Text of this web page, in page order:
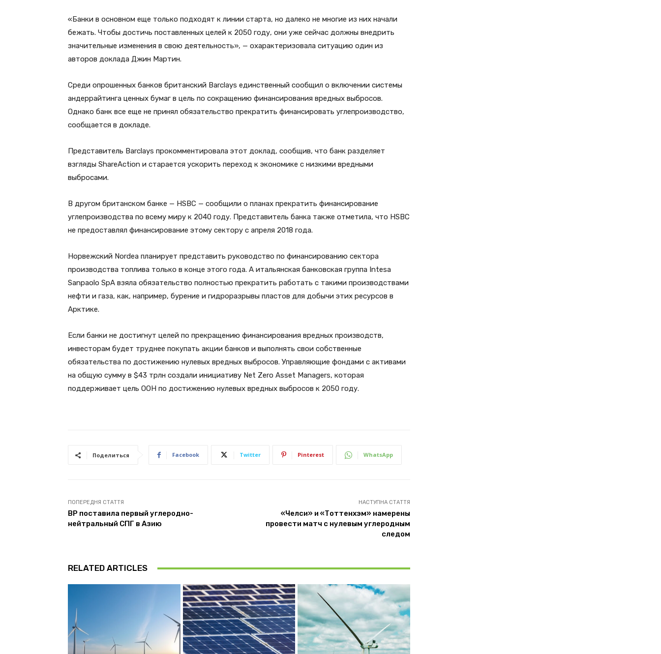
«Банки в основном еще только подходят к линии старта, но далеко не многие из них начали
бежать. Чтобы достичь поставленных целей к 2050 году, они уже сейчас должны внедрить
значительные изменения в свою деятельность», — охарактеризовала ситуацию один из
авторов доклада Джин Мартин.
Среди опрошенных банков британский Barclays единственный сообщил о включении системы
андеррайтинга ценных бумаг в цель по сокращению финансирования вредных выбросов.
Однако банк все еще не принял обязательство прекратить финансировать углепроизводство,
сообщается в докладе.
Представитель Barclays прокомментировала этот доклад, сообщив, что банк разделяет
взгляды ShareAction и старается ускорить переход к экономике с низкими вредными
выбросами.
В другом британском банке — HSBC — сообщили о планах прекратить финансирование
углепроизводства по всему миру к 2040 году. Представитель банка также отметила, что HSBC
не предоставлял финансирование этому сектору с апреля 2018 года.
Норвежский Nordea планирует представить руководство по финансированию сектора
производства топлива только в конце этого года. А итальянская банковская группа Intesa
Sanpaolo SpA взяла обязательство полностью прекратить работать с такими производствами
нефти и газа, как, например, бурение и гидроразрывы пластов для добычи этих ресурсов в
Арктике.
Если банки не достигнут целей по прекращению финансирования вредных производств,
инвесторам будет труднее покупать акции банков и выполнять свои собственные
обязательства по достижению нулевых вредных выбросов. Управляющие фондами с активами
на общую сумму в $43 трлн создали инициативу Net Zero Asset Managers, которая
поддерживает цель ООН по достижению нулевых вредных выбросов к 2050 году.
Поделиться Facebook Twitter Pinterest WhatsApp
ПОПЕРЕДНЯ СТАТТЯ
ВP поставила первый углеродно-
нейтральный СПГ в Азию
НАСТУПНА СТАТТЯ
«Челси» и «Тоттенхэм» намерены
провести матч с нулевым углеродным
следом
RELATED ARTICLES